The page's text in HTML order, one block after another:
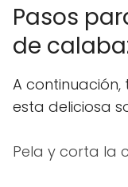
Pasos
de
A
esta deliciosa
Pela y corta la